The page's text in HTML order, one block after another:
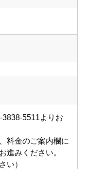
5511よりお
料金のご案内欄に
進みください。
い）